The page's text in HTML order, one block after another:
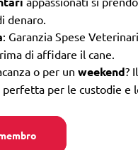
denaro.
: Garanzia Spese
di affidare il cane.
o per un weekend?
per le custodie e